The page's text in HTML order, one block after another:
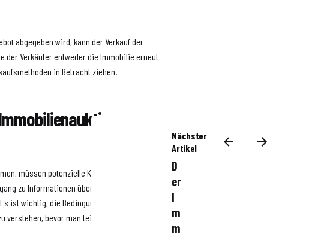
abgegeben wird, kann der Verkauf der
der Verkäufer entweder die Immobilie erneut
in Betracht ziehen.
müssen potenzielle Käufer sich vorab
zu Informationen über die angebotenen
ist wichtig, die Bedingungen und
verstehen, bevor man teilnimmt.
Nächster
Artikel
D
er
I
m
m